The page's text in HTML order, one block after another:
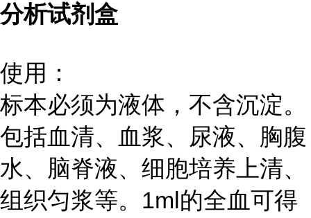
分析试剂盒
使用：
标本必须为液体，不含沉淀。
包括血清、血浆、尿液、胸腹
水、脑脊液、细胞培养上清、
组织匀浆等。1ml的全血可得